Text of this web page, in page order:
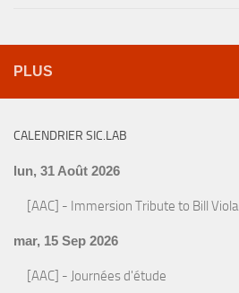
PLUS
CALENDRIER SIC.LAB
lun, 31 Août 2026
[AAC] - Immersion Tribute to Bill Viola
mar, 15 Sep 2026
[AAC] - Journées d'étude